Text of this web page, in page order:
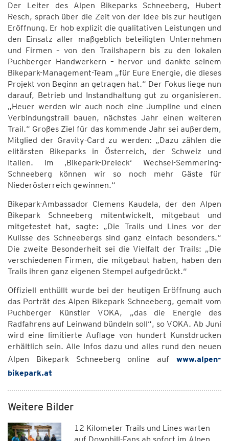
Der Leiter des Alpen Bikeparks Schneeberg, Hubert
Resch, sprach über die Zeit von der Idee bis zur heutigen
Eröffnung. Er hob explizit die qualitativen Leistungen und
den Einsatz aller maßgeblich beteiligten Unternehmen
und Firmen – von den Trailshapern bis zu den lokalen
Puchberger Handwerkern – hervor und dankte seinem
Bikepark-Management-Team „für Eure Energie, die dieses
Projekt von Beginn an getragen hat.“ Der Fokus liege nun
darauf, Betrieb und Instandhaltung gut zu organisieren.
„Heuer werden wir auch noch eine Jumpline und einen
Verbindungstrail bauen, nächstes Jahr einen weiteren
Trail.“ Großes Ziel für das kommende Jahr sei außerdem,
Mitglied der Gravity-Card zu werden: „Dazu zählen die
elitärsten Bikeparks in Österreich, der Schweiz und
Italien. Im ‚Bikepark-Dreieck‘ Wechsel-Semmering-
Schneeberg können wir so noch mehr Gäste für
Niederösterreich gewinnen.“
Bikepark-Ambassador Clemens Kaudela, der den Alpen
Bikepark Schneeberg mitentwickelt, mitgebaut und
mitgetestet hat, sagte: „Die Trails und Lines vor der
Kulisse des Schneebergs sind ganz einfach besonders.“
Die zweite Besonderheit sei die Vielfalt der Trails: „Die
verschiedenen Firmen, die mitgebaut haben, haben den
Trails ihren ganz eigenen Stempel aufgedrückt.“
Offiziell enthüllt wurde bei der heutigen Eröffnung auch
das Porträt des Alpen Bikepark Schneeberg, gemalt vom
Puchberger Künstler VOKA, „das die Energie des
Radfahrens auf Leinwand bündeln soll“, so VOKA. Ab Juni
wird eine limitierte Auflage von hundert Kunstdrucken
erhältlich sein. Alle Infos dazu und alles rund den neuen
Alpen Bikepark Schneeberg online auf www.alpen-
bikepark.at
Weitere Bilder
12 Kilometer Trails und Lines warten